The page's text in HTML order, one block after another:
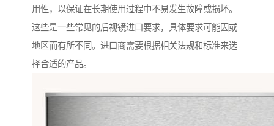
用性，以保证在长期使用过程中不易发生故障或损坏。
这些是一些常见的后视镜进口要求，具体要求可能因或
地区而有所不同。进口商需要根据相关法规和标准来选
择合适的产品。